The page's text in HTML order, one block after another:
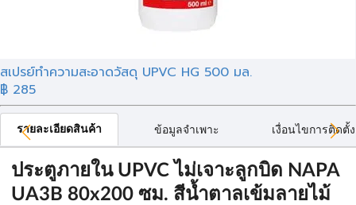
สเปรย์ทำความสะอาดวัสดุ UPVC HG 500 มล.
฿ 285
รายละเอียดสินค้า ข้อมูลจำเพาะ เงื่อนไขการติดตั้ง
ประตูภายใน UPVC ไม่เจาะลูกบิด NAPA
UA3B 80x200 ซม. สีน้ำตาลเข้มลายไม้